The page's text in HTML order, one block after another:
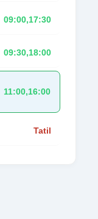
09:00,17:30
09:30,18:00
11:00,16:00
Tatil